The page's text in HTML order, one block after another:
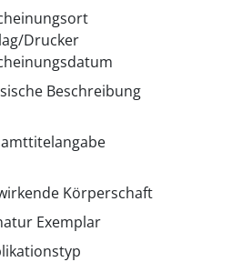
Drucker
Beschreibung
Körperschaft
Exemplar